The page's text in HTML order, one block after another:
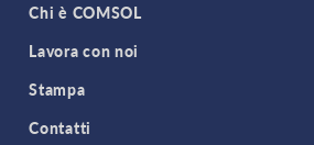
Chi è COMSOL
Lavora con noi
Stampa
Contatti